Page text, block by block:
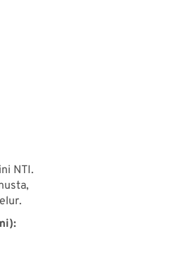
NTI.